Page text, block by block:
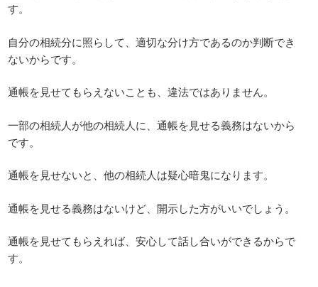
す。
自分の相続分に照らして、適切な分け方であるのか判断でき
ないからです。
通帳を見せてもらえないことも、違法ではありません。
一部の相続人が他の相続人に、通帳を見せる義務はないから
です。
通帳を見せないと、他の相続人は疑心暗鬼になります。
通帳を見せる義務はないけど、開示した方がいいでしょう。
通帳を見せてもらえれば、安心して話し合いができるからで
す。